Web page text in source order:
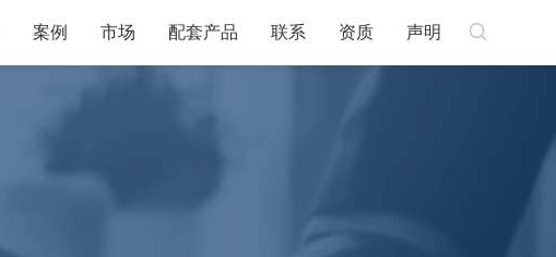

案例 市场 配套产品 联系 资质 声明